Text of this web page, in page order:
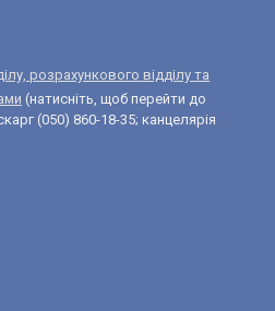
розрахункового відділу та
(натисніть, щоб перейти до
(050) 860-18-35; канцелярія